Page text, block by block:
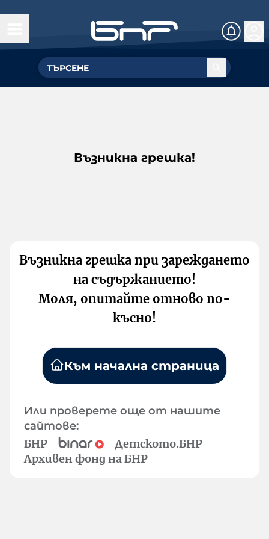
Възникна грешка!
Възникна грешка при зареждането
на съдържанието!
Моля, опитайте отново по-
късно!
Към начална страница
Или проверете още от нашите
сайтове:
БНР
Детското.БНР
Архивен фонд на БНР